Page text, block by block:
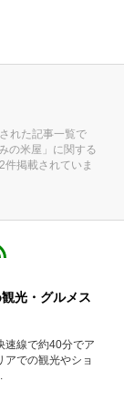
れた記事一覧で
の米屋」に関する
掲載されていま
光・グルメス
速線で約40分でア
アでの観光やショ